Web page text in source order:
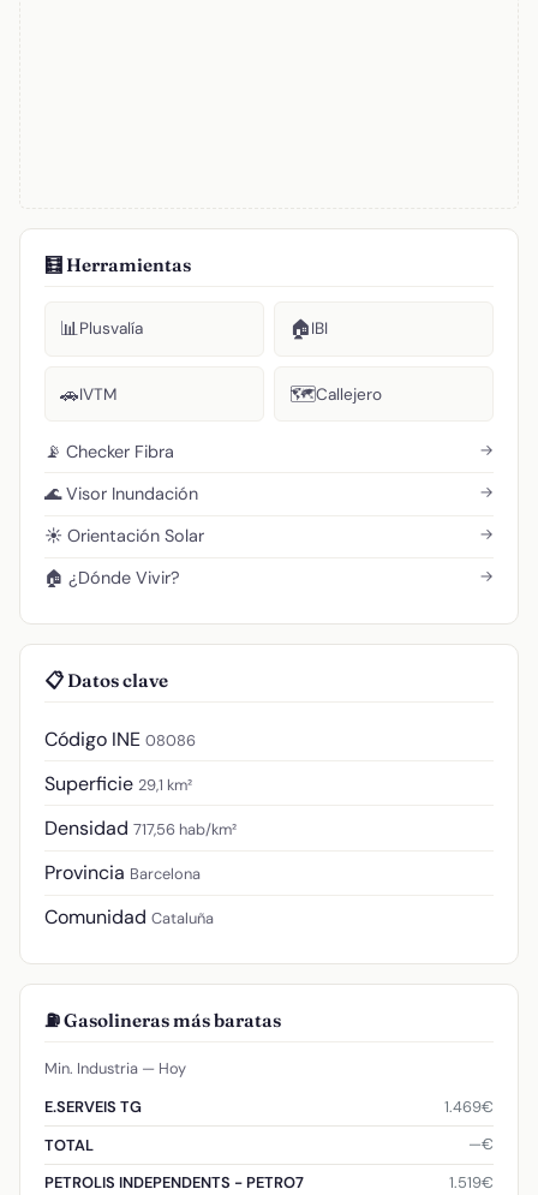
🧮 Herramientas
📊Plusvalía 🏠IBI
🚗IVTM 🗺️Callejero
📡 Checker Fibra →
🌊 Visor Inundación →
☀️ Orientación Solar →
🏠 ¿Dónde Vivir? →
📋 Datos clave
Código INE 08086
Superficie 29,1 km²
Densidad 717,56 hab/km²
Provincia Barcelona
Comunidad Cataluña
⛽ Gasolineras más baratas
Min. Industria — Hoy
E.SERVEIS TG
1.469€
TOTAL
—€
PETROLIS INDEPENDENTS - PETRO7
1.519€